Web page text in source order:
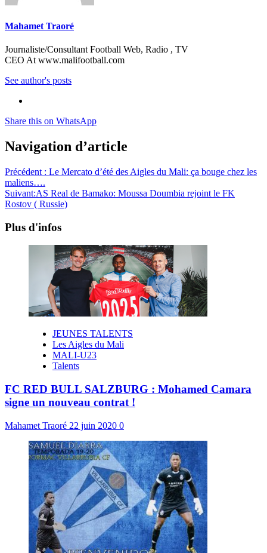
Mahamet Traoré
Journaliste/Consultant Football Web, Radio , TV
CEO At www.malifootball.com
See author's posts
Share this on WhatsApp
Navigation d’article
Précédent : Le Mercato d’été des Aigles du Mali: ça bouge chez les
maliens….
Suivant:AS Real de Bamako: Moussa Doumbia rejoint le FK
Rostov ( Russie)
Plus d'infos
JEUNES TALENTS
Les Aigles du Mali
MALI-U23
Talents
FC RED BULL SALZBURG : Mohamed Camara
signe un nouveau contrat !
Mahamet Traoré 22 juin 2020 0